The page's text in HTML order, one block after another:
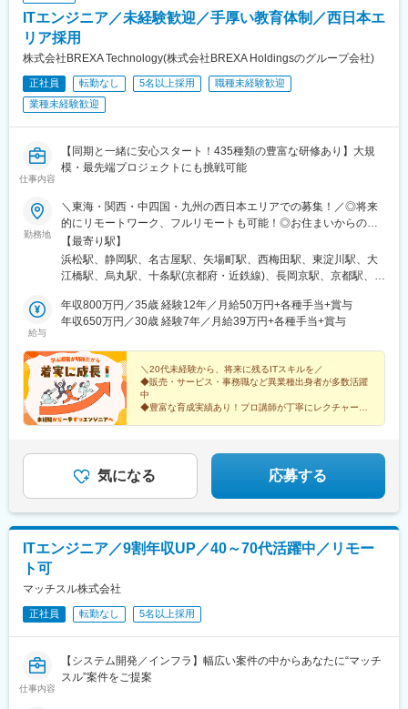
県)、東山公園駅(愛知県)、星ケ丘駅(愛知県)、藤が丘駅(愛知県)、
一社駅、上社駅、本郷駅(愛知県)、御器所駅、八事駅、鶴舞駅、赤
池駅(愛知県)、大曽根駅、ナゴヤドーム前矢田駅、新栄町駅(愛知
県)、車道駅、黒川駅(愛知県)、名古屋城駅、熱田神宮伝馬町駅、
港駅、中島駅(愛知県)、大阪駅、梅田駅(地下鉄)、東梅田駅、西梅
田駅、大阪梅田駅(阪急線)、大阪難波駅、なんば駅(南海線)、なん
四丁目駅、森ノ宮駅、大阪城公園駅、新大阪駅、南方駅(大阪府)、
十三駅、天神橋筋六丁目駅、南森町駅、大阪天満宮駅、天満駅、
府)、弁天町駅、南港東駅、トレードセンター前駅、天下茶屋駅、
動物園前駅、新今宮駅前駅、恵美須町駅、博多駅、西鉄福岡駅、
天神南駅、中洲川端駅、櫛田神社前駅、呉服町駅(福岡県)、福岡空
港駅(鉄道)、赤坂駅(福岡県)、大濠公園駅、唐人町駅、西新駅、藤
崎駅(福岡県)、室見駅、姪浜駅、九大学研都市駅、薬院駅、薬院大
通駅、桜坂駅、六本松駅、別府駅(福岡県)、福大前駅、橋本駅(福
岡県)、笹原駅、大橋駅(福岡県)、竹下駅、吉塚駅、香椎宮前駅、
香椎駅、乃木坂駅、二重橋前駅、新宿駅(東京メトロ)、神泉駅、東
池袋駅、稲荷町駅(東京都)、品川駅、汐留駅、竹橋駅、銀座駅、三
(東京都)、有楽町駅、新日本橋駅、仲御徒町駅、日暮里駅、西日暮
里駅、千石駅、大塚駅(東京都)、西早稲田駅、大久保駅(東京都)、
南新宿駅、明治神宮前駅、麹町駅、水道橋駅、赤坂見附駅、外苑
前駅、立川北駅、京王八王子駅、牛田駅(東京都)、住吉駅(東京
都)、新豊洲駅、九品仏駅、新代田駅、新高島駅、川崎駅、新丸子
奈川県)、北茅ケ崎駅、緑町駅、海老名駅(相鉄・小田急)、登戸
駅、栄駅(愛知県)、西高蔵駅、覚王山駅、荒畑駅、高岳駅、東大手
駅、熱田駅、堀田駅(名鉄線)、築地口駅、南荒子駅、四ツ橋駅、な
にわ橋駅、大阪阿部野橋駅、谷町九丁目駅、谷町六丁目駅、玉造
駅、大阪ビジネスパーク駅、西中島南方駅、扇町駅(大阪府)、福島
駅(大阪環状線)、西長堀駅、ドーム前千代崎駅、フェリーターミナ
ル駅、中ふ頭駅、岸里駅、今宮戎駅、祇園駅(福岡県)、渡辺通駅、
院前駅、西鉄千早駅、西鉄香椎駅、名鉄名古屋駅、新宿駅、都電
雑司ケ谷駅、京成上野駅、高輪ゲートウェイ駅、内幸町駅、岩本
町駅、銀座一丁目駅、茅場町駅、大門駅(東京都)、芝公園駅、御徒
段下駅、溜池山王駅、立川南駅、京成関屋駅、下北沢駅、高島町
駅、高津駅(神奈川県)、馬車道駅、日本大通り駅、栄町駅(愛知
ITエンジニア／未経験歓迎／手厚い教育体制／西日本エ
リア採用
株式会社BREXA Technology(株式会社BREXA Holdingsのグループ会社)
正社員 転勤なし 5名以上採用
職種未経験歓迎
業種未経験歓迎
仕事内容
【同期と一緒に安心スタート！435種類の豊富な研修あり】大規
模・最先端プロジェクトにも挑戦可能
勤務地
＼東海・関西・中四国・九州の西日本エリアでの募集！／◎将来
的にリモートワーク、フルリモートも可能！◎お住まいからの通
勤圏内を考慮し、配属先を決定します。【配属プロジェクト先】
東海：愛知、岐阜、三重、静岡関西：大阪、兵庫、京都、滋賀、
和歌山、奈良中四国：広島、岡山、山口、香川、愛媛、徳島九
社グループのIT技術育成に特化された会社があるので、そこで研
修を受けていただきます。遠方にお住まいの方はオンラインでの
は考慮しますのでご安心ください※U・Iターン歓迎※引越費用会社
負担（規定あり）※借上社宅制度あり（単身・家族で利用可）※い
ずれの配属先でも、受動喫煙対策あり（屋内全面禁煙）★受動喫
煙対策：屋内全面禁煙
【最寄り駅】
浜松駅、静岡駅、名古屋駅、矢場町駅、西梅田駅、東淀川駅、大
江橋駅、烏丸駅、十条駅(京都府・近鉄線)、長岡京駅、京都駅、竹
(阪急線)、和田岬駅、高松駅(香川県)、瓦町駅、新西大寺町筋駅、
天神南駅、博多駅、唐人町駅、西黒崎駅、小倉駅(福岡県)、熊本
県)、大阪梅田駅(阪神線)、東三国駅、北新地駅、四条駅(京都市
営)、東寺駅、くいな橋駅、神戸三宮駅(阪急・神戸高速)、塚口駅
(福知山線)、高松築港駅、栗林駅、岡山駅前駅、天神駅、西鉄福岡
駅、黒崎駅前駅、平和通駅、熊本駅前駅、日吉町駅、名鉄名古屋
駅、栄町駅(愛知県)、大阪駅、新大阪駅、渡辺橋駅、京都河原町
県)、熊西駅、旦過駅、二本木口駅
給与
年収800万円／35歳 経験12年／月給50万円+各種手当+賞与
年収650万円／30歳 経験7年／月給39万円+各種手当+賞与
＼20代未経験から、将来に残るITスキルを／
◆販売・サービス・事務職など異業種出身者が多数活躍
中
◆豊富な育成実績あり！プロ講師が丁寧にレクチャー
気になる 応募する
ITエンジニア／9割年収UP／40～70代活躍中／リモー
ト可
マッチスル株式会社
正社員 転勤なし 5名以上採用
仕事内容
【システム開発／インフラ】幅広い案件の中からあなたに“マッチ
スル”案件をご提案